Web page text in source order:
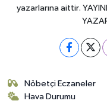
yazarlarına aittir.
Nöbetçi Eczaneler
Hava Durumu